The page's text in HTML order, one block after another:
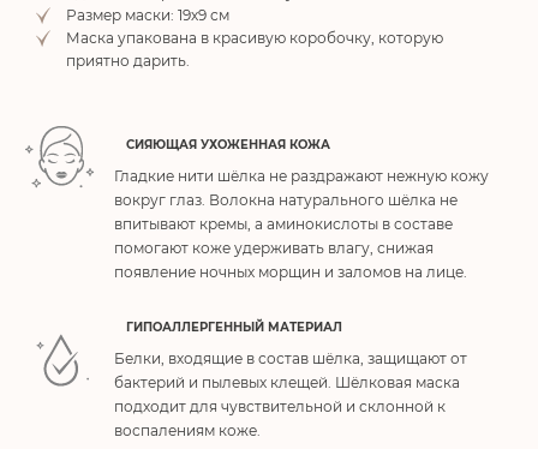
Размер маски: 19х9 см
Маска упакована в красивую коробочку, которую
приятно дарить.
СИЯЮЩАЯ УХОЖЕННАЯ КОЖА
Гладкие нити шёлка не раздражают нежную кожу
вокруг глаз. Волокна натурального шёлка не
впитывают кремы, а аминокислоты в составе
помогают коже удерживать влагу, снижая
появление ночных морщин и заломов на лице.
ГИПОАЛЛЕРГЕННЫЙ МАТЕРИАЛ
Белки, входящие в состав шёлка, защищают от
бактерий и пылевых клещей. Шёлковая маска
подходит для чувствительной и склонной к
воспалениям коже.